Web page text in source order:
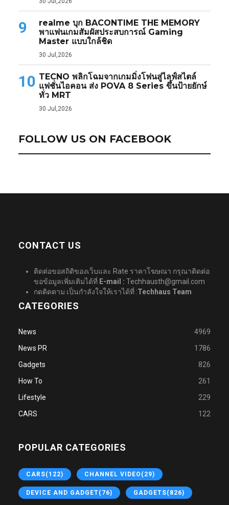
9
realme บุก BACONTIME THE MEMORY
พาแฟนเกมสัมผัสประสบการณ์ Gaming
Master แบบใกล้ชิด
30 Jul,2026
10 TECNO พลิกโฉมจากเกมมิ่งโฟนสู่ไลฟ์สไตล์
แฟชั่นไอคอน ส่ง POVA 8 Series ขึ้นป้ายยักษ์
ทั่ว MRT
30 Jul,2026
FOLLOW US ON FACEBOOK
CONTACT US
ติดต่อขอสถิติของเว็บและ Rate ราคาโฆษณา กรุณาติดต่อ
ขอข้อมูลเพิ่มเติมได้ที่ E-mail : Techhausth@gmail.com
กดติดตาม เป็นกำลังใจให้เราได้ที่ :Techhaus Team
CATEGORIES
News
4969
News PR
1786
Gadgets
826
How To
261
Lifestyle
229
CARS
122
POPULAR CATEGORIES
CARS(122) CHANNEL VIDEO (29)
DEVICE AND GADGET(76) GADGETS(826)